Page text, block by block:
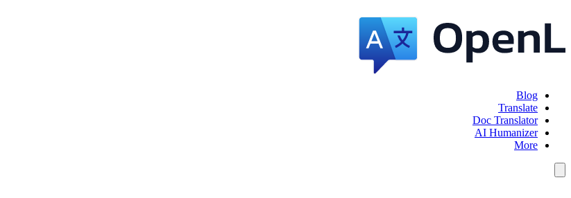
Blog
Translate
Doc Translator
AI Humanizer
More